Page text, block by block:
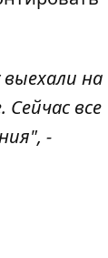
на
все
-